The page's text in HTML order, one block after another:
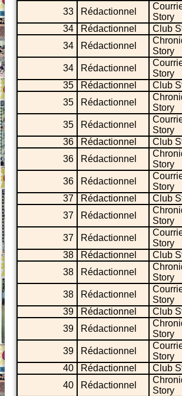
33
Rédactionnel
Story
34
Rédactionnel
Club
34
Rédactionnel
Story
34
Rédactionnel
Story
35
Rédactionnel
Club
35
Rédactionnel
Story
35
Rédactionnel
Story
36
Rédactionnel
Club
36
Rédactionnel
Story
36
Rédactionnel
Story
37
Rédactionnel
Club
37
Rédactionnel
Story
37
Rédactionnel
Story
38
Rédactionnel
Club
38
Rédactionnel
Story
38
Rédactionnel
Story
39
Rédactionnel
Club
39
Rédactionnel
Story
39
Rédactionnel
Story
40
Rédactionnel
Club
40
Rédactionnel
Story